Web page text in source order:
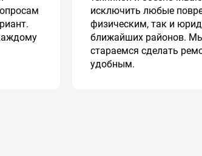
исключить любые
физическим, так и
ближайших районов.
стараемся сделать
удобным.